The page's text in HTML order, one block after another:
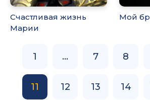
Счастливая жизнь
Марии
Мой
1 ... 7 8
11 12 13 14